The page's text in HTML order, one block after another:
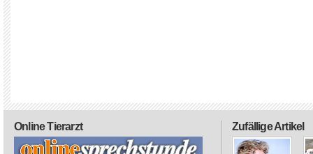
Zufällige Artikel
Online Tierarzt